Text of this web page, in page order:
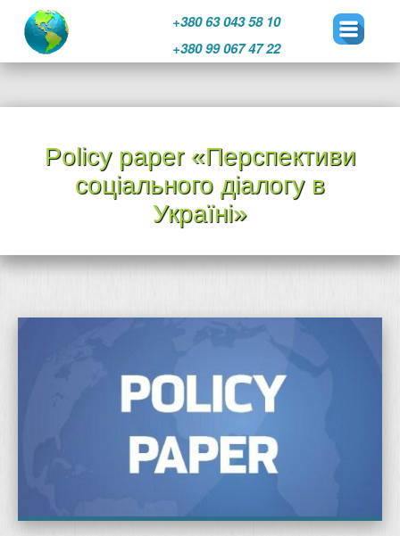
+380 63 043 58 10
+380 99 067 47 22
содержимомуРolicy paper «Перспективи
соціального діалогу в
Україні»